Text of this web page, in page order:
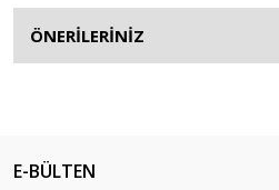
ÖNERİLERİNİZ
E-BÜLTEN